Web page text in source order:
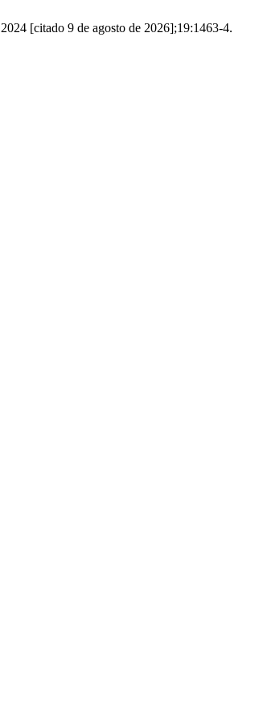
[citado 9 de agosto de 2026];19:1463-4.